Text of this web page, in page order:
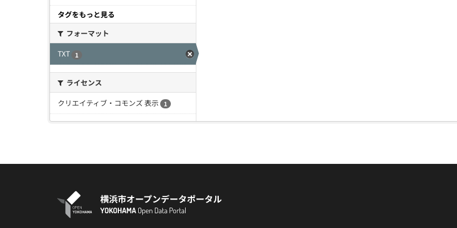
タグをもっと見る
フォーマット
TXT
1
ライセンス
クリエイティブ・コモンズ 表示
1